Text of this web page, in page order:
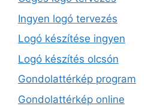
Ingyen logó tervezés
Logó készítése ingyen
Logó készítés olcsón
Gondolattérkép program
Gondolattérkép online